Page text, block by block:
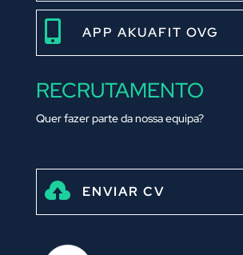
 APP AKUAFIT OVG
RECRUTAMENTO
Quer fazer parte da nossa equipa?
 ENVIAR CV